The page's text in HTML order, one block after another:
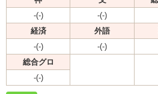
-(-)
-(-)
経済
外語
-(-)
-(-)
総合グロ
-(-)